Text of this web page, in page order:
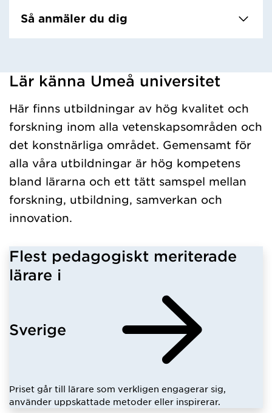
Så anmäler du dig
Har hämtat kursochkurspaket.
Lär känna Umeå universitet
Här finns utbildningar av hög kvalitet och
forskning inom alla vetenskapsområden och
det konstnärliga området. Gemensamt för
alla våra utbildningar är hög kompetens
bland lärarna och ett tätt samspel mellan
forskning, utbildning, samverkan och
innovation.
Flest pedagogiskt meriterade
lärare i
Sverige
Priset går till lärare som verkligen engagerar sig,
använder uppskattade metoder eller inspirerar.